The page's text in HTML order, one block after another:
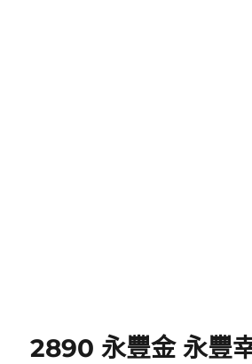
2890 永豐金 永豐